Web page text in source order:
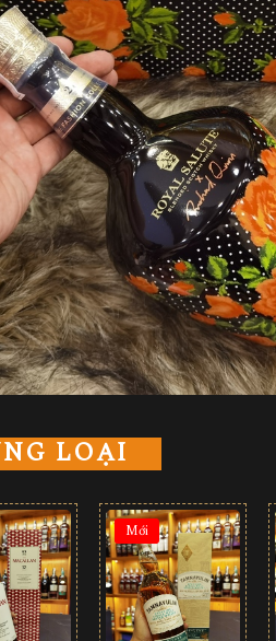
LOẠI
Mới